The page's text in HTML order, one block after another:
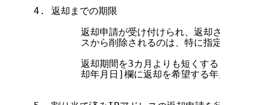
4. 返却までの期限
返却申請が受け付けられ、返却されるア
スから削除されるのは、特に指定がない場
返却期間を3カ月よりも短くすることを希
却年月日]欄に返却を希望する年月日を記